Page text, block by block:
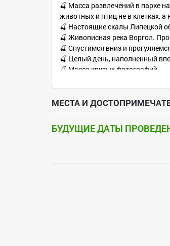
🍒 Масса развлечений в парке
животных и птиц не в клетках, а
🍒 Настоящие скалы Липецкой
🍒 Живописная река Воргол.
🍒 Спустимся вниз и
🍒 Целый день, наполненный
🍒 Масса крутых фотографий.
О ПОЕЗДКЕ!
- проезд микроавтобусом по
МЕСТА И
БУДУЩИЕ ДАТЫ